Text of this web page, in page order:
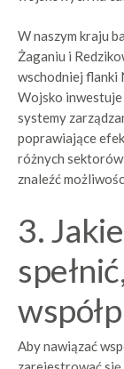
W naszym kraju
Żaganiu i
wschodniej flanki
Wojsko
systemy
poprawiające
różnych
znaleźć
3.
Aby nawiązać